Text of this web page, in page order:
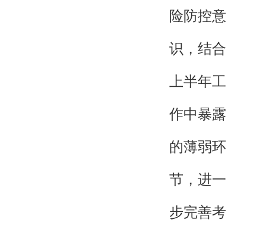
险防控意
识，结合
上半年工
作中暴露
的薄弱环
节，进一
步完善考